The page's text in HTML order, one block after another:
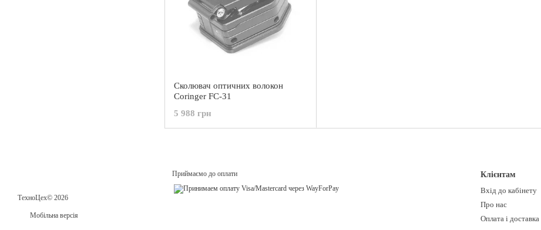
Сколювач оптичних волокон
Coringer FC-31
5 988 грн
ТехноЦех© 2026
Мобільна версія
Приймаємо до оплати
Клієнтам
Вхід до кабінету
Про нас
Оплата і доставка